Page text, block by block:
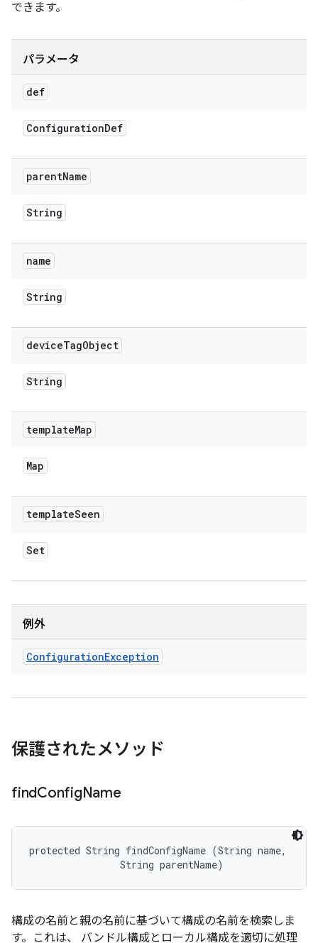
できます。
パラメータ
def
ConfigurationDef
parentName
String
name
String
deviceTagObject
String
templateMap
Map
templateSeen
Set
例外
ConfigurationException
保護されたメソッド
findConfigName
protected String findConfigName (String name,
                String parentName)
構成の名前と親の名前に基づいて構成の名前を検索しま
す。これは、 バンドル構成とローカル構成を適切に処理